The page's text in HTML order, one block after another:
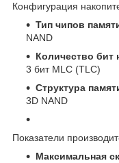
Конфигурация
Тип чипов
NAND
Количество бит
3 бит MLC (TLC)
Структура
3D NAND
Показатели
Максимальная